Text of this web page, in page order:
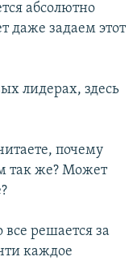
абсолютно
даже задаем этот
лидерах, здесь
почему
так же? Может
решается за
каждое